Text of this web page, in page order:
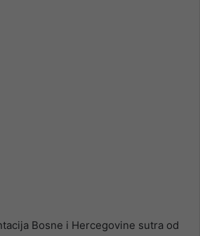
Bosne i Hercegovine sutra od